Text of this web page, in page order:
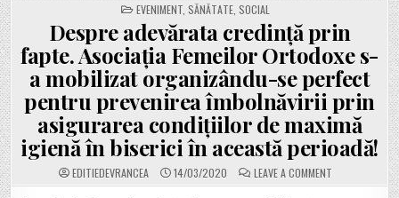
POSTED
IN
EVENIMENT, SĂNĂTATE, SOCIAL
Despre adevărata credință prin
fapte. Asociația Femeilor Ortodoxe s-
a mobilizat organizându-se perfect
pentru prevenirea îmbolnăvirii prin
asigurarea condițiilor de maximă
igienă în biserici în această perioadă!
EDITIEDEVRANCEA 14/03/2020 LEAVE A COMMENTON
DESPRE